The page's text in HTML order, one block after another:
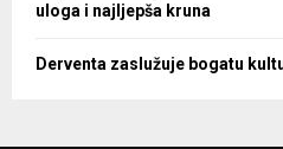
uloga i najljepša kruna
Derventa zaslužuje bogatu